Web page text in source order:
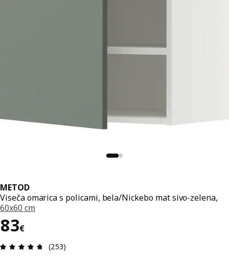
METOD
Viseča omarica s policami, bela/Nickebo mat sivo-zelena,
60x60 cm
83€
Cena 83€
Ocena in komentar: 4.7 od skupno 5 zvezdic.
(253)